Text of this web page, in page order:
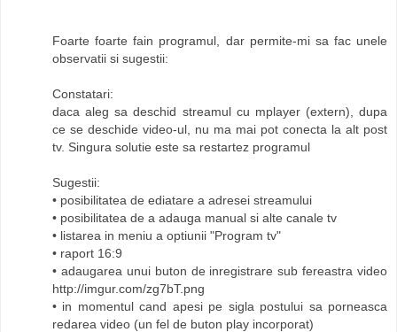
Foarte foarte fain programul, dar permite-mi sa fac unele
observatii si sugestii:
Constatari:
daca aleg sa deschid streamul cu mplayer (extern), dupa
ce se deschide video-ul, nu ma mai pot conecta la alt post
tv. Singura solutie este sa restartez programul
Sugestii:
• posibilitatea de ediatare a adresei streamului
• posibilitatea de a adauga manual si alte canale tv
• listarea in meniu a optiunii "Program tv"
• raport 16:9
• adaugarea unui buton de inregistrare sub fereastra video
http://imgur.com/zg7bT.png
• in momentul cand apesi pe sigla postului sa porneasca
redarea video (un fel de buton play incorporat)